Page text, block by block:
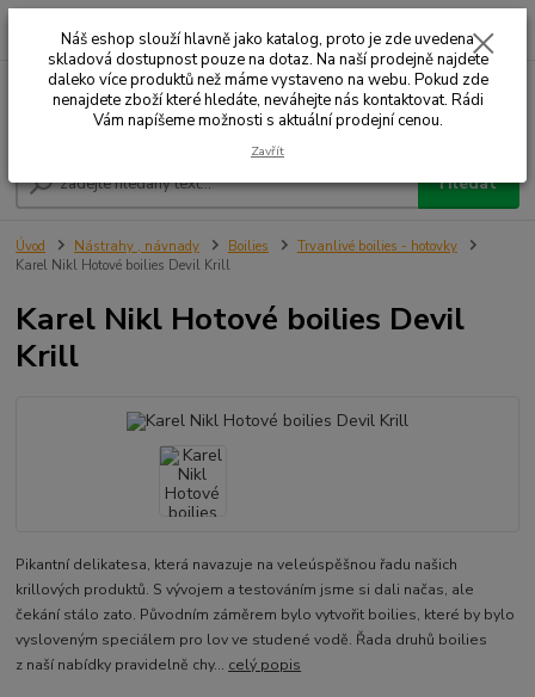
Menu
Hledat
+420 732 707 573 za
Úvod Nástrahy , návnady Boilies
Trvanlivé boilies - hotovky
Karel Nikl Hotové boilies Devil Krill
Karel Nikl Hotové boilies Devil
Krill
Pikantní delikatesa, která navazuje na veleúspěšnou řadu našich
krillových produktů. S vývojem a testováním jsme si dali načas, ale
čekání stálo zato. Původním záměrem bylo vytvořit boilies, které by bylo
vysloveným speciálem pro lov ve studené vodě. Řada druhů boilies
z naší nabídky pravidelně chy... celý popis
Náš eshop slouží hlavně jako katalog, proto je zde uvedena
skladová dostupnost pouze na dotaz. Na naší prodejně najdete
daleko více produktů než máme vystaveno na webu. Pokud zde
nenajdete zboží které hledáte, neváhejte nás kontaktovat. Rádi
Vám napíšeme možnosti s aktuální prodejní cenou.
Zavřít